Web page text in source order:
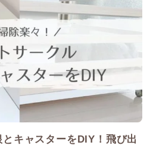
キャスターをDIY！飛び出